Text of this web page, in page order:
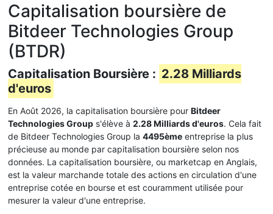
Capitalisation boursière de
Bitdeer Technologies Group
(BTDR)
Capitalisation Boursière : 2.28 Milliards
d'euros
En Août 2026, la capitalisation boursière pour Bitdeer
Technologies Group s'élève à 2.28 Milliards d'euros. Cela fait
de Bitdeer Technologies Group la 4495ème entreprise la plus
précieuse au monde par capitalisation boursière selon nos
données. La capitalisation boursière, ou marketcap en Anglais,
est la valeur marchande totale des actions en circulation d'une
entreprise cotée en bourse et est couramment utilisée pour
mesurer la valeur d'une entreprise.